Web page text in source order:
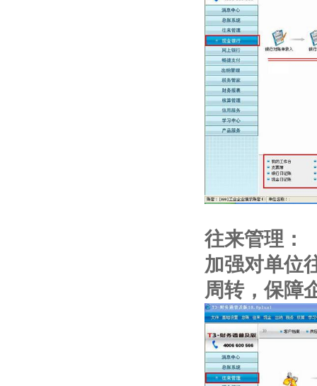
往来管理：
加强对单位
周转，保障